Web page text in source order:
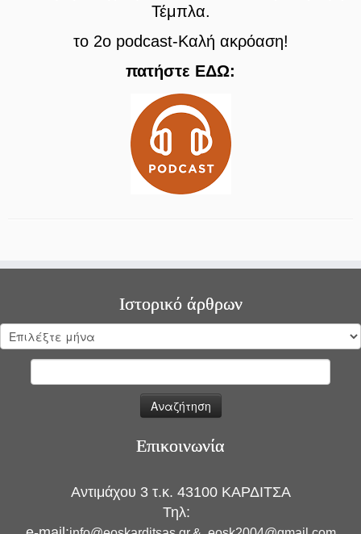
Τέμπλα.
το 2ο podcast-Καλή ακρόαση!
πατήστε ΕΔΩ:
Ιστορικό άρθρων
Ιστορικό
άρθρων
Επικοινωνία
Αντιμάχου 3 τ.κ. 43100 ΚΑΡΔΙΤΣΑ
Τηλ: